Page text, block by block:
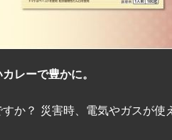
レーで豊かに。
か？ 災害時、電気やガスが使